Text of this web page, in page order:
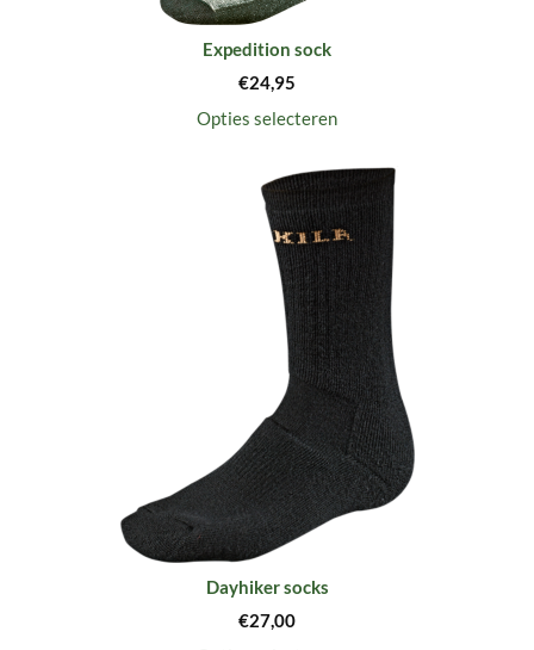
Expedition sock
€24,95
Opties selecteren
Dayhiker socks
€27,00